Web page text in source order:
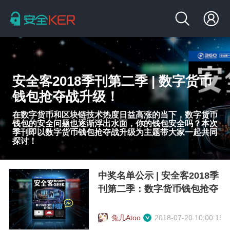
安全客2018季刊第二季 | 数字货币
钱包抢夺战升级！
在数字货币和区块链技术热度日益高涨的当下，数字货币
钱包的安全问题也逐渐浮出水面，你的钱包安全吗？本次
季刊即以数字货币钱包抢夺战升级为主题带大家一起共同
探讨！
中奖名单公示 | 安全客2018季
刊第二季：数字货币钱包抢夺
兔几Atoo 2018-07-20 10:00:15